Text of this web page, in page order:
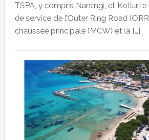
TSPA, y compris Narsingi, et Kollur
de service de l’Outer Ring Road
chaussée principale (MCW) et la […]